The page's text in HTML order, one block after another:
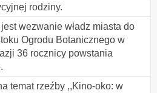
rodziny.
wezwanie władz miasta do
Ogrodu Botanicznego w
36 rocznicy powstania
temat rzeźby ,,Kino-oko: w